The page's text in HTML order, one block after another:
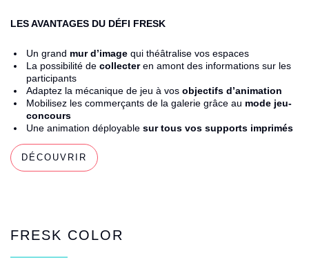
LES AVANTAGES DU DÉFI FRESK
Un grand mur d’image qui théâtralise vos espaces
La possibilité de collecteren amont des informations sur les
participants
Adaptez la mécanique de jeu à vos objectifs d’animation
Mobilisez les commerçants de la galerie grâce au mode jeu-
concours
Une animation déployable sur tous vos supports imprimés
DÉCOUVRIR
FRESK COLOR